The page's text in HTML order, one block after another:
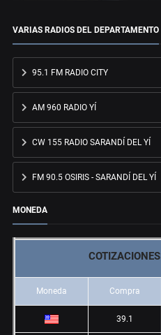
VARIAS RADIOS DEL DEPARTAMENTO
95.1 FM RADIO CITY
AM 960 RADIO YÍ
CW 155 RADIO SARANDÍ DEL YÍ
FM 90.5 OSIRIS - SARANDÍ DEL YÍ
MONEDA
COTIZACIONES
Moneda Compra
39.1